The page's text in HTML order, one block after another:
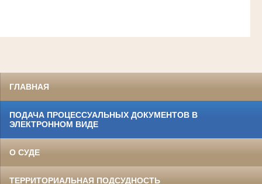
ГЛАВНАЯ
ПОДАЧА ПРОЦЕССУАЛЬНЫХ ДОКУМЕНТОВ В
ЭЛЕКТРОННОМ ВИДЕ
О СУДЕ
ТЕРРИТОРИАЛЬНАЯ ПОДСУДНОСТЬ